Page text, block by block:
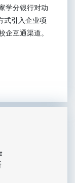
学分银行对动
式引入企业项
企互通渠道。